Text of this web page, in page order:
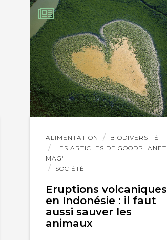
ALIMENTATION
BIODIVERSITÉ
LES ARTICLES DE GOODPLANET
MAG'
SOCIÉTÉ
Eruptions volcaniques
en Indonésie : il faut
aussi sauver les
animaux
Lire
l'article